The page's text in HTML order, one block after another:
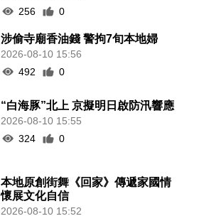
256
0
涉偷寺廟香油錢 警拘7旬本地婦
2026-08-10 15:56
492
0
“白海豚”北上 京擬明日啟防汛響應
2026-08-10 15:55
324
0
本地原創街舞《回家》傳遞家國情
懷展文化自信
2026-08-10 15:52